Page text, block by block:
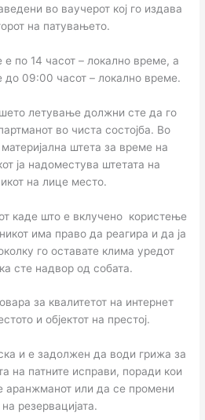
во ваучерот кој го издава
на патувањето.
по 14 часот – локално време, а
до 09:00 часот – локално време.
летување должни сте да го
во чиста состојба. Во
штета за време на
ја надоместува штетата на
на лице место.
каде што е вклучено користење
има право да реагира и да ја
го оставате клима уредот
сте надвор од собата.
за квалитетот на интернет
и објектот на престој.
и е задолжен да води грижа за
на патните исправи, поради кои
или да се промени
резервацијата.